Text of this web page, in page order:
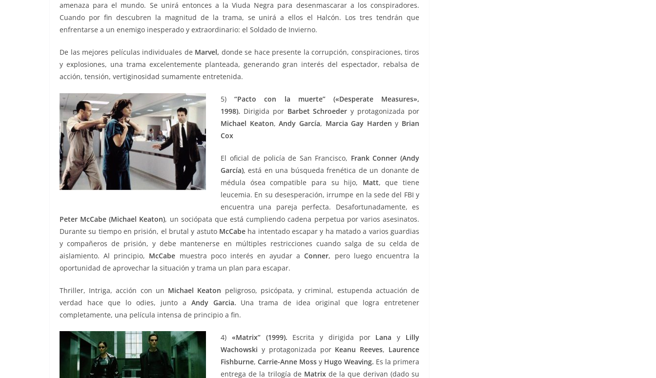
amenaza para el mundo. Se unirá entonces a la Viuda Negra para desenmascarar a los conspiradores.
Cuando por fin descubren la magnitud de la trama, se unirá a ellos el Halcón. Los tres tendrán que
enfrentarse a un enemigo inesperado y extraordinario: el Soldado de Invierno.
De las mejores películas individuales de Marvel, donde se hace presente la corrupción, conspiraciones, tiros
y explosiones, una trama excelentemente planteada, generando gran interés del espectador, rebalsa de
acción, tensión, vertiginosidad sumamente entretenida.
5)“Pacto con la muerte” («Desperate Measures»,
1998). Dirigida por Barbet Schroeder y protagonizada por
Michael Keaton, Andy García, Marcia Gay Harden y Brian
Cox
El oficial de policía de San Francisco, Frank Conner (Andy
García), está en una búsqueda frenética de un donante de
médula ósea compatible para su hijo, Matt, que tiene
leucemia. En su desesperación, irrumpe en la sede del FBI y
encuentra una pareja perfecta. Desafortunadamente, es
Peter McCabe (Michael Keaton), un sociópata que está cumpliendo cadena perpetua por varios asesinatos.
Durante su tiempo en prisión, el brutal y astuto McCabe ha intentado escapar y ha matado a varios guardias
y compañeros de prisión, y debe mantenerse en múltiples restricciones cuando salga de su celda de
aislamiento. Al principio, McCabe muestra poco interés en ayudar aConner, pero luego encuentra la
oportunidad de aprovechar la situación y trama un plan para escapar.
Thriller, Intriga, acción con un Michael Keaton peligroso, psicópata, y criminal, estupenda actuación de
verdad hace que lo odies, junto a Andy Garcia. Una trama de idea original que logra entretener
completamente, una película intensa de principio a fin.
4) «Matrix” (1999). Escrita y dirigida por Lana y Lilly
Wachowski y protagonizada por Keanu Reeves, Laurence
Fishburne, Carrie-Anne Moss y Hugo Weaving. Es la primera
entrega de la trilogía de Matrixde la que derivan (dado su